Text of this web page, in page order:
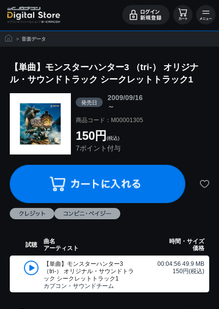
> 音楽データ
【単曲】モンスターハンター3 （tri-） オリジナ
ル・サウンドトラック シークレットトラック1
発売日
2009/09/16
～
商品コード：M00001305
150円 (税込)
7ポイント付与
試聴
曲名
アーティスト
時間・サイズ
価格
【単曲】モンスターハンター3
（tri-） オリジナル・サウンドトラ
ック シークレットトラック1
カプコン・サウンドチーム
00:04:56 49.9 MB
150円(税込)